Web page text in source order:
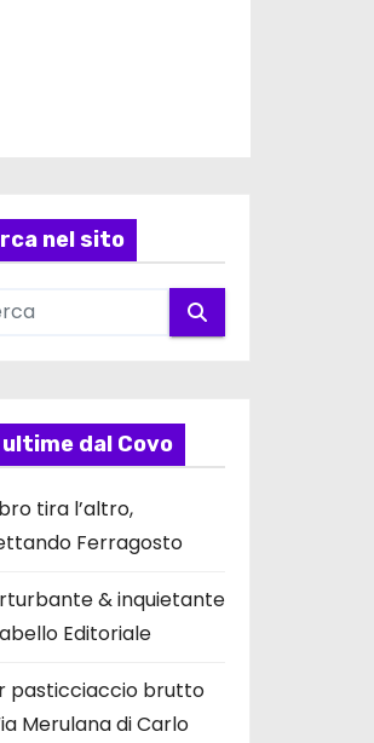
nel sito
ultime dal Covo
tira l’altro,
Ferragosto
& inquietante
Editoriale
pasticciaccio brutto
Merulana di Carlo